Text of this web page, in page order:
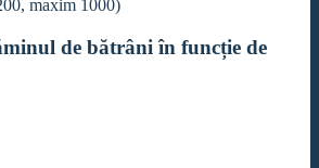
maxim 1000)
de bătrâni în funcție de